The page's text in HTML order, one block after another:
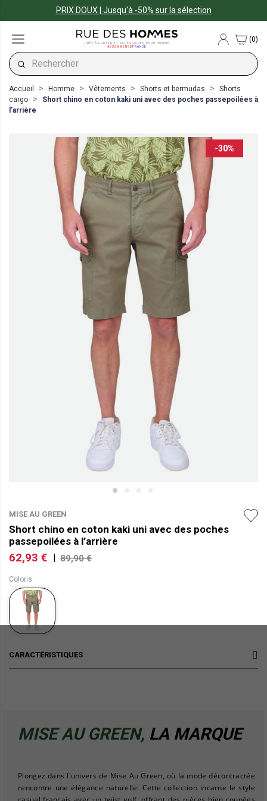
PRIX DOUX | Jusqu'à -50% sur la sélection
PRÊT-À-PORTER ET ACCESSOIRES POUR HOMME
#ECOMMERCEFRANCE
(0)
Accueil Homme Vêtements Shorts et bermudas
Shorts
cargo
Short chino en coton kaki uni avec des poches passepoilées à
l’arrière
-30%
MISE AU GREEN
Short chino en coton kaki uni avec des poches
passepoilées à l’arrière
62,93 € 89,90 €
Coloris
CARACTÉRISTIQUES
MISE AU GREEN, LA MARQUE
Plongez dans l'univers de Mise Au Green, où la mode décontractée
rencontre une élégance naturelle. Cette collection incarne le style